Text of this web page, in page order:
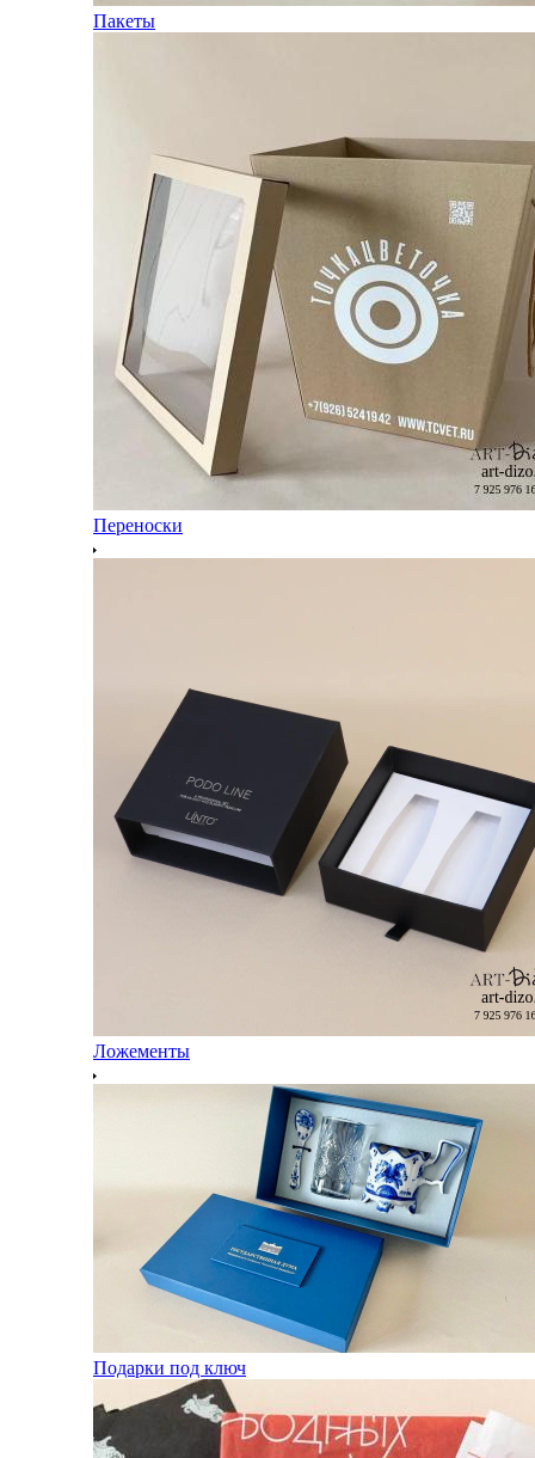
Пакеты
Переноски
Ложементы
Подарки под ключ